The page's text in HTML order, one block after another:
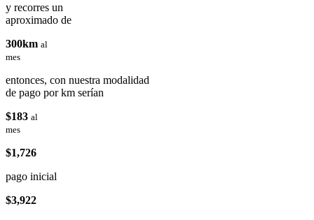
y recorres un
aproximado de
300km al
mes
entonces, con nuestra modalidad
de pago por km serían
$183 al
mes
$1,726
pago inicial
$3,922